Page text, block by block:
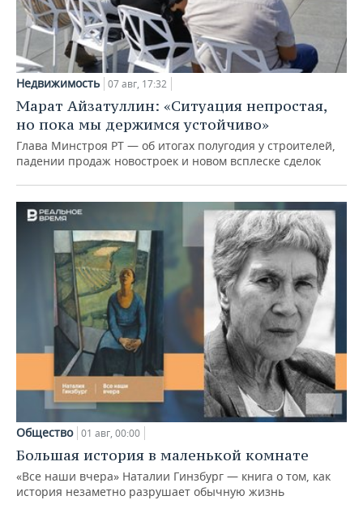
Недвижимость 07 авг, 17:32
Марат Айзатуллин: «Ситуация непростая,
но пока мы держимся устойчиво»
Глава Минстроя РТ — об итогах полугодия у строителей,
падении продаж новостроек и новом всплеске сделок
Общество 01 авг, 00:00
Большая история в маленькой комнате
«Все наши вчера» Наталии Гинзбург — книга о том, как
история незаметно разрушает обычную жизнь